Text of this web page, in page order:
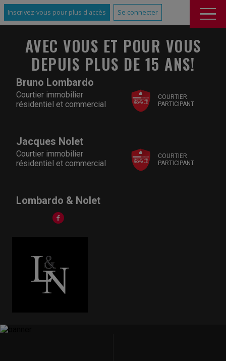
Inscrivez-vous pour plus d'accès Se connecter
Bruno Lombardo
Courtier immobilier
résidentiel et commercial
COURTIER
PARTICIPANT
Jacques Nolet
Courtier immobilier
résidentiel et commercial
COURTIER
PARTICIPANT
Lombardo & Nolet
AVEC VOUS ET POUR VOUS
DEPUIS PLUS DE 15 ANS!